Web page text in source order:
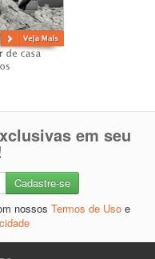
em seu
nossos Termos de Uso e